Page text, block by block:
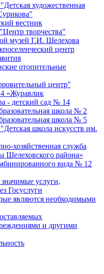
художественная
вестник
творчества"
музей Г.И. Шелехова
центр
отопительные
центр"
«Журавлик
- детский сад № 14
школа № 2
школа № 5
школа искусств им.
хозяйственная служба
Шелеховского района»
вида № 12
услуги,
Госуслуги
являются необходимыми
и другими